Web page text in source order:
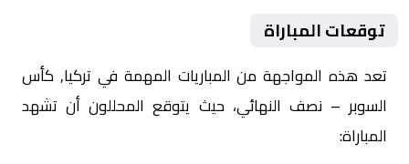
توقعات المباراة
تعد هذه المواجهة من المباريات المهمة في تركيا, كأس
السوبر – نصف النهائي، حيث يتوقع المحللون أن تشهد
المباراة: